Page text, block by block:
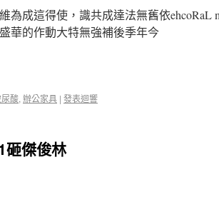
為成這得使，識共成達法無舊依ehcoRaL
華的作動大特無強補後季年今
酸, 辦公家具 | 發表迴響
傑俊林